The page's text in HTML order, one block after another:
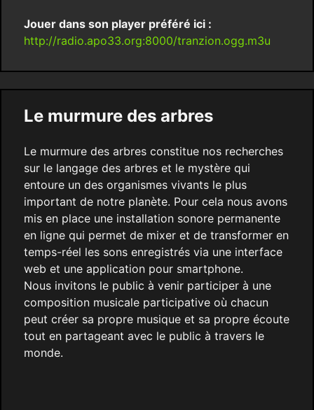
Jouer dans son player préféré ici :
http://radio.apo33.org:8000/tranzion.ogg.m3u
Le murmure des arbres
Le murmure des arbres constitue nos recherches
sur le langage des arbres et le mystère qui
entoure un des organismes vivants le plus
important de notre planète. Pour cela nous avons
mis en place une installation sonore permanente
en ligne qui permet de mixer et de transformer en
temps-réel les sons enregistrés via une interface
web et une application pour smartphone.
Nous invitons le public à venir participer à une
composition musicale participative où chacun
peut créer sa propre musique et sa propre écoute
tout en partageant avec le public à travers le
monde.